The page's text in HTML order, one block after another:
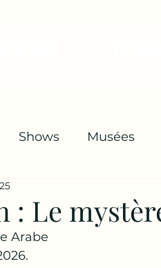
Shows Musées
: Le
Arabe